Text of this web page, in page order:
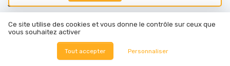
Juin 2024
Juillet 2024
Octobre 2024
Décembre 2024
Ce site utilise des cookies et vous donne le contrôle sur ceux que
vous souhaitez activer
Tout accepter Personnaliser